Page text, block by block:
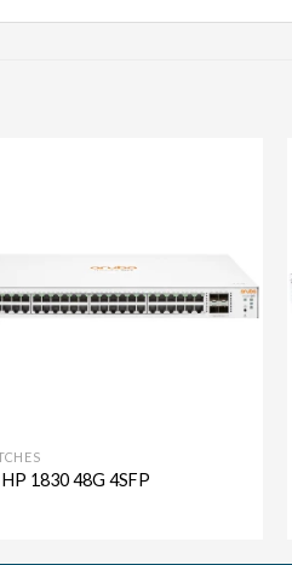
1830 48G 4SFP